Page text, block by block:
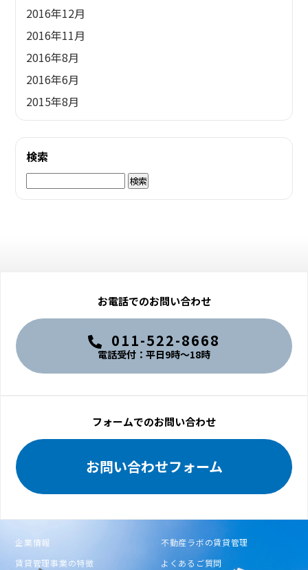
2016年12月
2016年11月
2016年8月
2016年6月
2015年8月
検索
検
索:
お電話でのお問い合わせ
011-522-8668
電話受付：平日9時〜18時
フォームでのお問い合わせ
お問い合わせフォーム
企業情報
不動産ラボの賃貸管理
賃貸管理事業の特徴
よくあるご質問